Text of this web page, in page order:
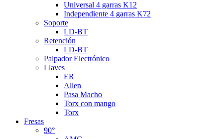
Universal 4 garras K12
Independiente 4 garras K72
Soporte
LD-BT
Retención
LD-BT
Palpador Electrónico
Llaves
ER
Allen
Pasa Macho
Torx con mango
Torx
Fresas
90°